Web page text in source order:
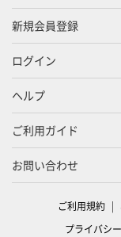
新規会員登録
ログイン
ヘルプ
ご利用ガイド
お問い合わせ
ご利用規約
プライバシ